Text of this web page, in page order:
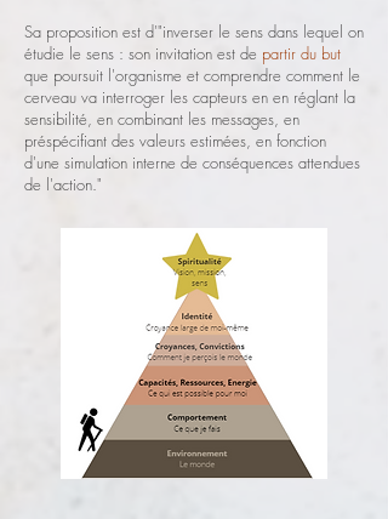
Sa proposition est d'"inverser le sens dans lequel on
étudie le sens : son invitation est de partir du but
que poursuit l'organisme et comprendre comment le
cerveau va interroger les capteurs en en réglant la
sensibilité, en combinant les messages, en
préspécifiant des valeurs estimées, en fonction
d'une simulation interne de conséquences attendues
de l'action."